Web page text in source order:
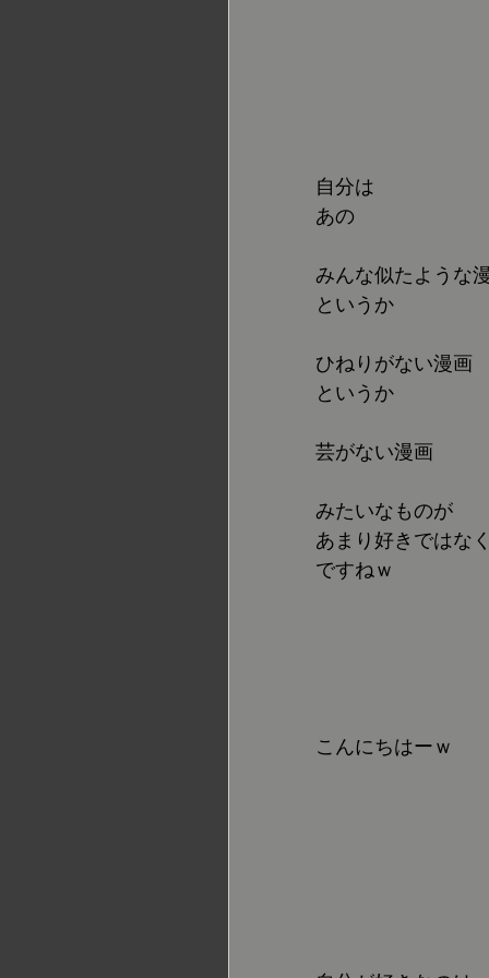
自分は
あの
みんな似たような
というか
ひねりがない漫画
というか
芸がない漫画
みたいなものが
あまり好きではな
ですねｗ
こんにちはーｗ